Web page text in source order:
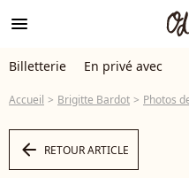
menu
Billetterie En privé avec
Accueil Brigitte Bardot Photos
arrow_left RETOUR ARTICLE